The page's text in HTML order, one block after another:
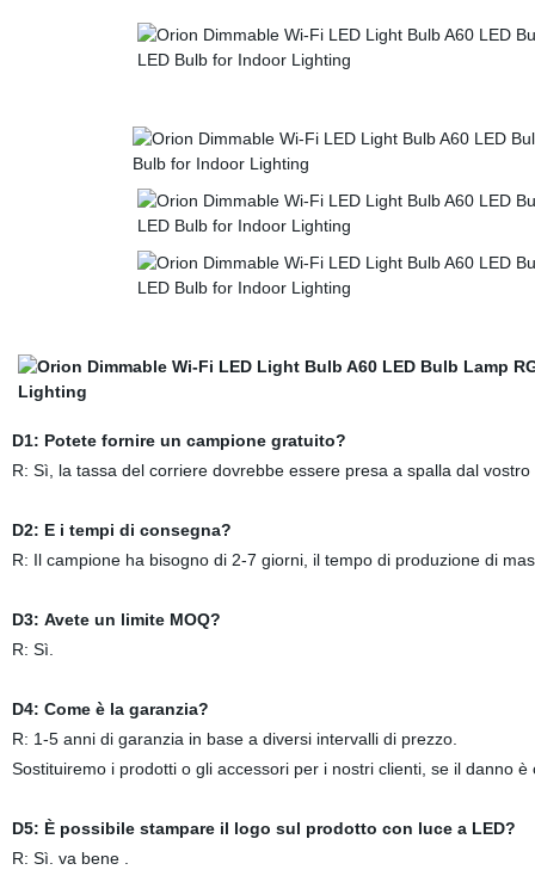
D1: Potete fornire un campione gratuito?
R: Sì, la tassa del corriere dovrebbe essere presa a spalla dal vostro
D2: E i tempi di consegna?
R: Il campione ha bisogno di 2-7 giorni, il tempo di produzione di
D3: Avete un limite MOQ?
R: Sì.
D4: Come è la garanzia?
R: 1-5 anni di garanzia in base a diversi intervalli di prezzo.
Sostituiremo i prodotti o gli accessori per i nostri clienti, se il danno
D5: È possibile stampare il logo sul prodotto con luce a LED?
R: Sì. va bene .